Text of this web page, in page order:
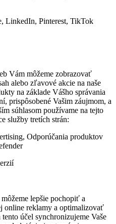
LinkedIn, Pinterest, TikTok
Vám môžeme zobrazovať
alebo zľavové akcie na naše
na základe Vášho správania
prispôsobené Vašim záujmom, a
súhlasom používame na tejto
služby tretích strán:
Odporúčania produktov
lepšie pochopiť a
online reklamy a optimalizovať
účel synchronizujeme Vaše